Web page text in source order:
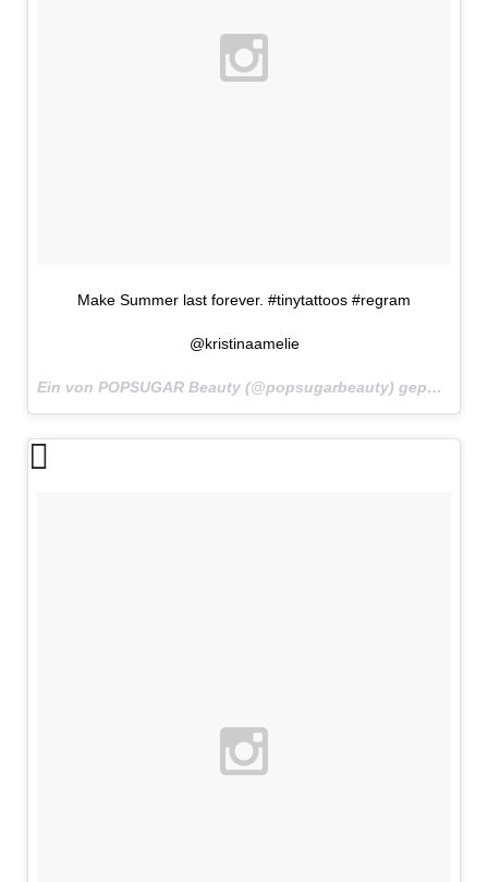
Make Summer last forever. #tinytattoos #regram
@kristinaamelie
Ein von POPSUGAR Beauty (@popsugarbeauty) gepostetes Foto am